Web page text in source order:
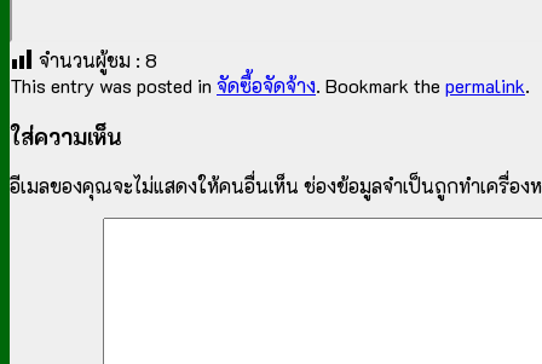
จำนวนผู้ชม : 8
This entry was posted in จัดซื้อจัดจ้าง. Bookmark the permalink.
ใส่ความเห็น
อีเมลของคุณจะไม่แสดงให้คนอื่นเห็น ช่องข้อมูลจำเป็นถูกทำเครื่อง